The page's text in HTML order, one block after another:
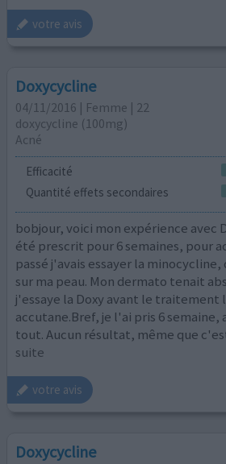
votre avis
Doxycycline
04/11/2016 | Femme | 22
doxycycline (100mg)
Acné
Efficacité
Quantité effets secondaires
bobjour, voici mon expérience avec
été prescrit pour 6 semaines, pour
passé j'avais essayer la
sur ma peau. Mon dermato tenait
j'essaye la Doxy avant le traitement
accutane.Bref, je l'ai pris 6 semaine,
tout. Aucun résultat, même que
suite
votre avis
Doxycycline